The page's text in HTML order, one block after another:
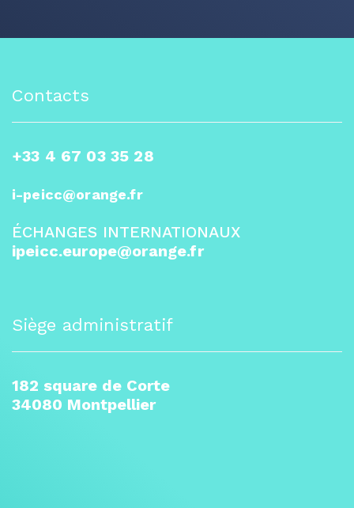
Contacts
+33 4 67 03 35 28
i-peicc@orange.fr
ÉCHANGES INTERNATIONAUX
ipeicc.europe@orange.fr
Siège administratif
182 square de Corte
34080 Montpellier